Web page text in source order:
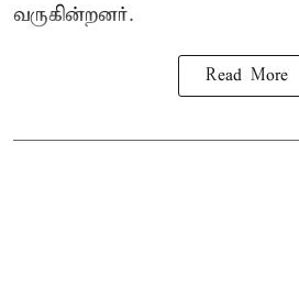
வருகின்றனர்.
Read More